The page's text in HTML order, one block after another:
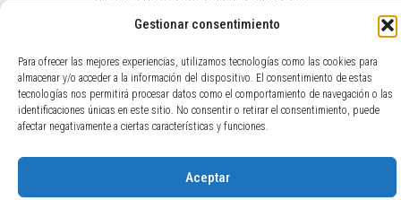
Gestionar consentimiento
Para ofrecer las mejores experiencias, utilizamos tecnologías como las cookies para
almacenar y/o acceder a la información del dispositivo. El consentimiento de estas
tecnologías nos permitirá procesar datos como el comportamiento de navegación o las
identificaciones únicas en este sitio. No consentir o retirar el consentimiento, puede
afectar negativamente a ciertas características y funciones.
Aceptar
© 2017 - 2026 Amparo Zacarés -